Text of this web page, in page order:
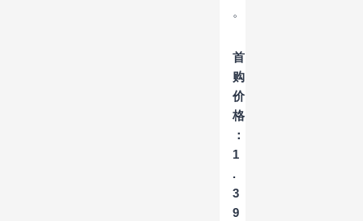
。
首
购
价
格
：
1
.
3
9